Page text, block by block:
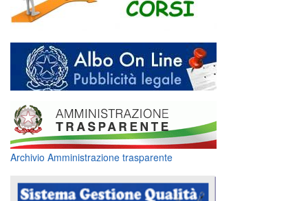
Archivio Amministrazione trasparente